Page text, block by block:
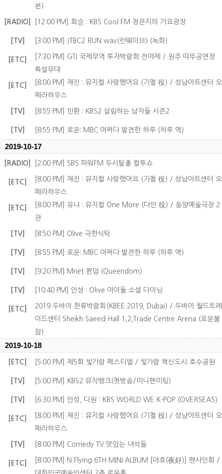
본)
[RADIO] [12:00 PM] 회승 : KBS Cool FM 정은지의 가요광장
[TV] [3:00 PM] JTBC2 RUN.wav(런웨이브) (녹화)
[ETC]
[7:30 PM] GTI 국제무역 투자박람회 전야제 / 원주 따뚜공연장
특설무대
[ETC]
[8:00 PM] 재진 : 뮤지컬 사랑했어요 (기철 役) / 성남아트센터 오
페라하우스
[TV] [8:55 PM] 민환 : KBS2 살림하는 남자들 시즌2
[TV] [8:55 PM] 로운: MBC 어쩌다 발견한 하루 (하루 역)
2019-10-17
[RADIO] [2:00 PM] SBS 파워FM 두시탈출 컬투쇼
[ETC]
[8:00 PM] 재진 : 뮤지컬 사랑했어요 (기철 役) / 성남아트센터 오
페라하우스
[ETC]
[8:00 PM] 유나 : 뮤지컬 One More (다인 役) / 동양예술극장 2
관
[TV] [8:50 PM] Olive 극한식탁
[TV] [8:55 PM] 로운: MBC 어쩌다 발견한 하루 (하루 역)
[TV] [9:20 PM] Mnet 퀸덤 (Queendom)
[TV] [10:40 PM] 인성 : Olive 아이돌 소셜 다이닝
[ETC]
2019 두바이 한류박람회(KBEE 2019, Dubai) / 두바이 월드트레
이드센터 Sheikh Saeed Hall 1,2,Trade Centre Arena (로운불
참)
2019-10-18
[ETC] [5:00 PM] 제5회 빛가람 페스티벌 / 빛가람 혁신도시 호수공원
[TV] [5:00 PM] KBS2 뮤직뱅크(첫방송/미니팬미팅)
[TV] [6:30 PM] 인성, 다원 : KBS WORLD WE K-POP (OVERSEAS)
[ETC]
[8:00 PM] 재진 : 뮤지컬 사랑했어요 (기철 役) / 성남아트센터 오
페라하우스
[TV] [8:00 PM] Comedy TV 맛있는 녀석들
[ETC]
[8:00 PM] N.Flying 6TH MINI ALBUM [야호(夜好)] 팬사인회 /